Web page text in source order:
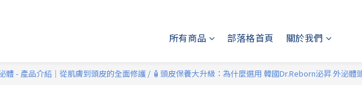
所有商品 部落格首頁 關於我們
體 - 產品介紹｜從肌膚到頭皮的全面修護 / 🧴頭皮保養大升級：為什麼選用 韓國Dr.Reborn泌昇 外泌體